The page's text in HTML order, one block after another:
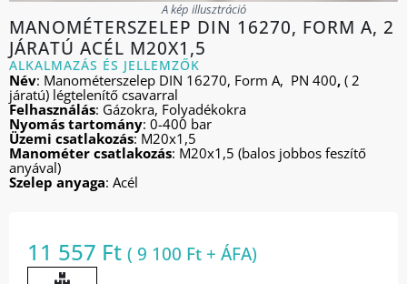
A kép illusztráció
MANOMÉTERSZELEP DIN 16270, FORM A, 2
JÁRATÚ ACÉL M20X1,5
ALKALMAZÁS ÉS JELLEMZŐK
Név: Manométerszelep DIN 16270, Form A, PN 400, ( 2
járatú) légtelenítő csavarral
Felhasználás: Gázokra, Folyadékokra
Nyomás tartomány: 0-400 bar
Üzemi csatlakozás: M20x1,5
Manométer csatlakozás: M20x1,5 (balos jobbos feszítő
anyával)
Szelep anyaga: Acél
11 557 Ft ( 9 100 Ft + ÁFA)